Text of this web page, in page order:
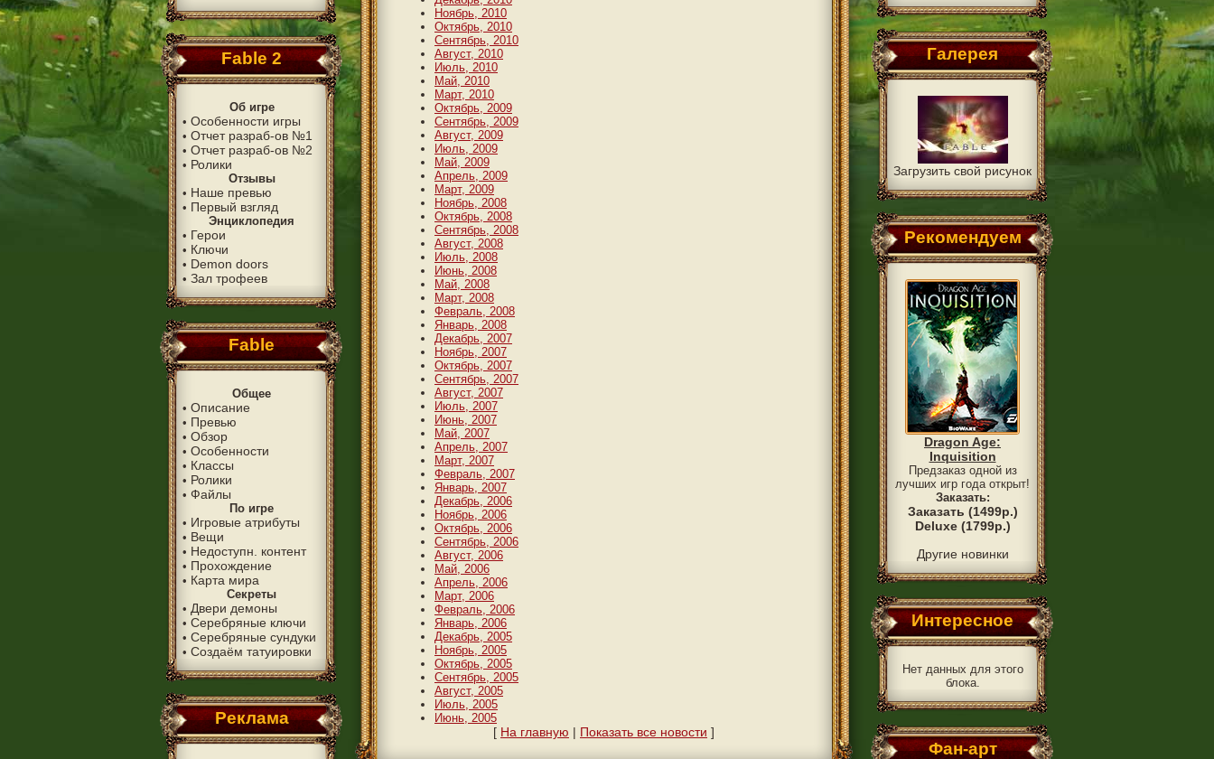
Fable 2
Об игре
• Особенности игры
• Отчет разраб-ов №1
• Отчет разраб-ов №2
• Ролики
Отзывы
• Наше превью
• Первый взгляд
Энциклопедия
• Герои
• Ключи
• Demon doors
• Зал трофеев
Fable
Общее
• Описание
• Превью
• Обзор
• Особенности
• Классы
• Ролики
• Файлы
По игре
• Игровые атрибуты
• Вещи
• Недоступн. контент
• Прохождение
• Карта мира
Секреты
• Двери демоны
• Серебряные ключи
• Серебряные сундуки
• Создаём татуировки
Реклама
Ноябрь, 2010
Октябрь, 2010
Сентябрь, 2010
Август, 2010
Июль, 2010
Май, 2010
Март, 2010
Октябрь, 2009
Сентябрь, 2009
Август, 2009
Июль, 2009
Май, 2009
Апрель, 2009
Март, 2009
Ноябрь, 2008
Октябрь, 2008
Сентябрь, 2008
Август, 2008
Июль, 2008
Июнь, 2008
Май, 2008
Март, 2008
Февраль, 2008
Январь, 2008
Декабрь, 2007
Ноябрь, 2007
Октябрь, 2007
Сентябрь, 2007
Август, 2007
Июль, 2007
Июнь, 2007
Май, 2007
Апрель, 2007
Март, 2007
Февраль, 2007
Январь, 2007
Декабрь, 2006
Ноябрь, 2006
Октябрь, 2006
Сентябрь, 2006
Август, 2006
Май, 2006
Апрель, 2006
Март, 2006
Февраль, 2006
Январь, 2006
Декабрь, 2005
Ноябрь, 2005
Октябрь, 2005
Сентябрь, 2005
Август, 2005
Июль, 2005
Июнь, 2005
[ На главную | Показать все новости ]
Галерея
Загрузить свой рисунок
Рекомендуем
Dragon Age:
Inquisition
Предзаказ одной из
лучших игр года открыт!
Заказать:
Заказать (1499р.)
Deluxe (1799р.)
Другие новинки
Интересное
Нет данных для этого
блока.
Фан-арт